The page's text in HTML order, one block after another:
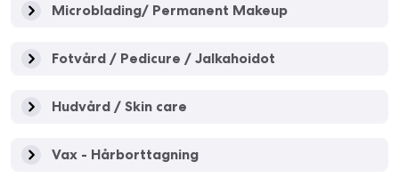
Microblading/ Permanent Makeup
Fotvård / Pedicure / Jalkahoidot
Hudvård / Skin care
Vax - Hårborttagning